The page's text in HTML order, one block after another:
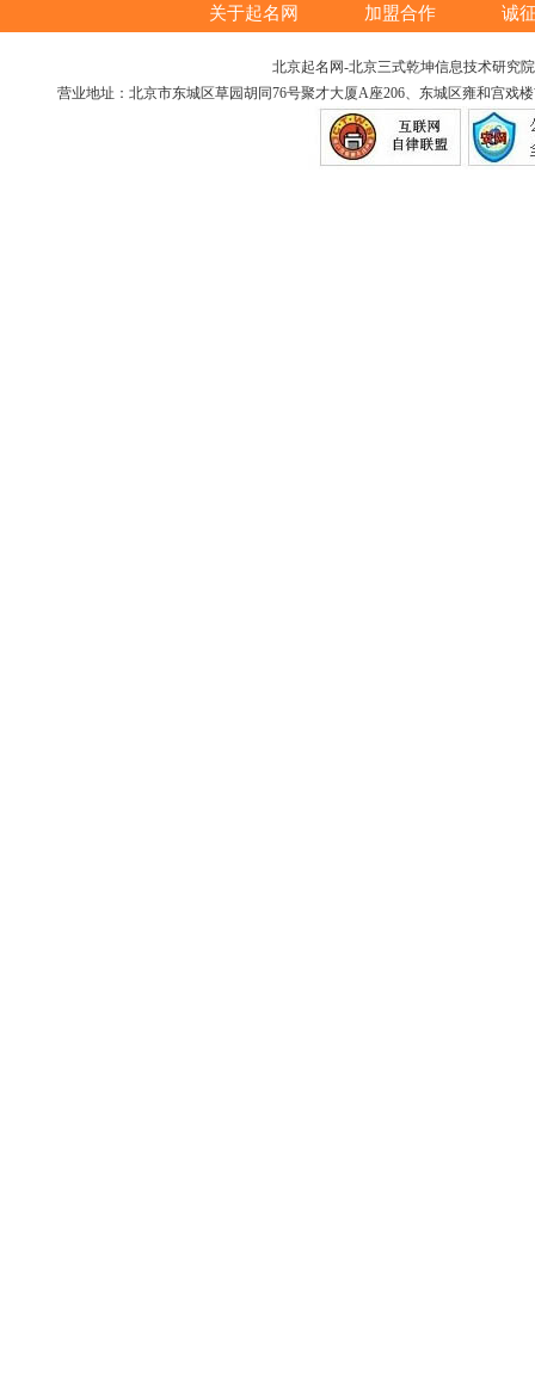
关于起名网 加盟合作 诚
北京起名网-北京三式乾坤信息技术研究
营业地址：北京市东城区草园胡同76号聚才大厦A座206、东城区雍和宫戏